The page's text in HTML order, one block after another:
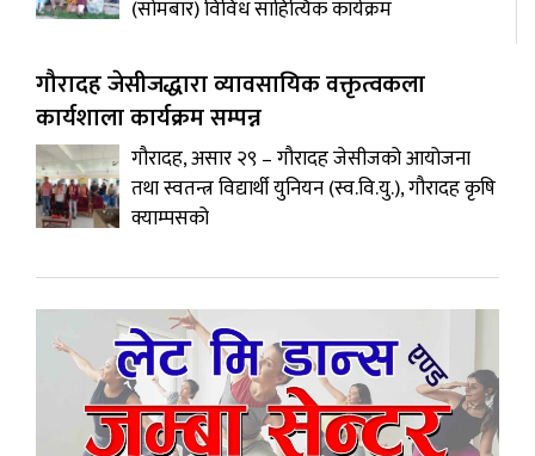
(सोमबार) विविध साहित्यिक कार्यक्रम
गौरादह जेसीजद्धारा व्यावसायिक वक्तृत्वकला
कार्यशाला कार्यक्रम सम्पन्न
गौरादह, असार २९ – गौरादह जेसीजको आयोजना
तथा स्वतन्त्र विद्यार्थी युनियन (स्व.वि.यु.), गौरादह कृषि
क्याम्पसको